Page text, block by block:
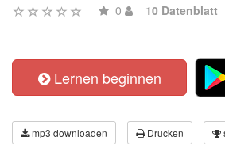
0 10 Datenblatt
Lernen beginnen
mp3 downloaden Drucken